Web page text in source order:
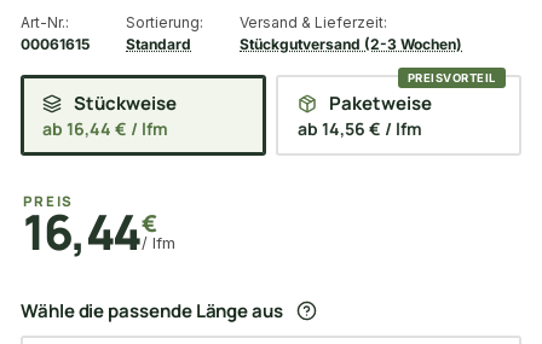
Art-Nr.:
00061615
Sortierung:
Standard
Versand & Lieferzeit:
Stückgutversand (2-3 Wochen)
Stückweise
ab 16,44 € / lfm
Paketweise
ab 14,56 € / lfm
PREIS
16,44€
/ lfm
Wähle die passende Länge aus